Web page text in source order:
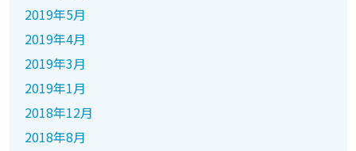
2019年5月
2019年4月
2019年3月
2019年1月
2018年12月
2018年8月